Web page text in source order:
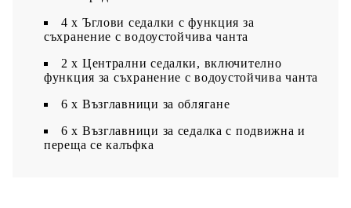
4 x Ъглови седалки с функция за
съхранение с водоустойчива чанта
2 x Централни седалки, включително
функция за съхранение с водоустойчива чанта
6 х Възглавници за облягане
6 x Възглавници за седалка с подвижна и
переща се калъфка